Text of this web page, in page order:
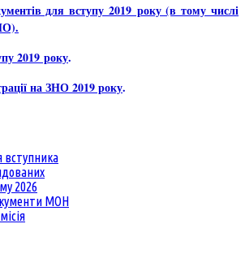
для вступу 2019 року (в тому числі
2019 року.
на ЗНО 2019 року.
вступника
2026
МОН